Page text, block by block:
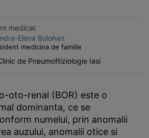
medical:
Elena Bolohan
medicina de familie
de Pneumoftiziologie Iasi
oto-renal (BOR) este o
dominanta, ce se
numelui, prin anomalii
auzului, anomalii otice si